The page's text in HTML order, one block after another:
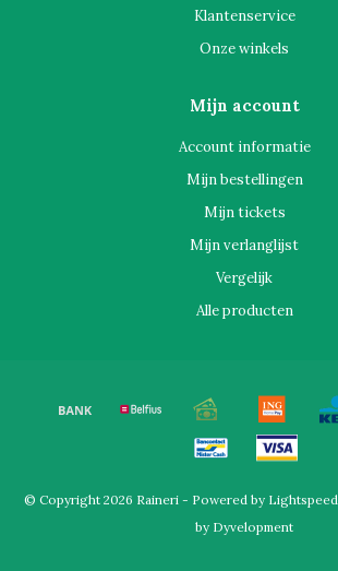
Klantenservice
Onze winkels
Mijn account
Account informatie
Mijn bestellingen
Mijn tickets
Mijn verlanglijst
Vergelijk
Alle producten
© Copyright 2026 Raineri - Powered by Lightspeed
by Dyvelopment